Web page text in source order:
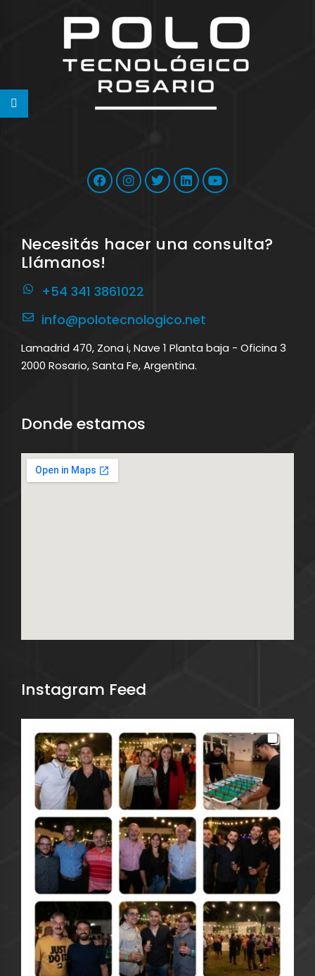
Necesitás hacer una consulta?
Llámanos!
+54 341 3861022
info@polotecnologico.net
Lamadrid 470, Zona i, Nave 1 Planta baja - Oficina 3
2000 Rosario, Santa Fe, Argentina.
Donde estamos
Instagram Feed